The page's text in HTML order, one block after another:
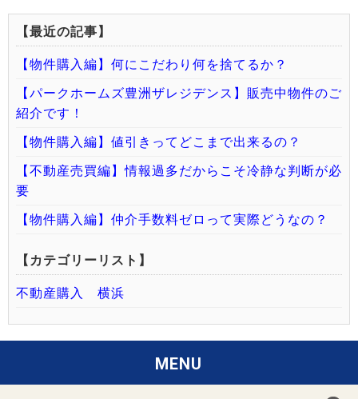
【最近の記事】
【物件購入編】何にこだわり何を捨てるか？
【パークホームズ豊洲ザレジデンス】販売中物件のご
紹介です！
【物件購入編】値引きってどこまで出来るの？
【不動産売買編】情報過多だからこそ冷静な判断が必
要
【物件購入編】仲介手数料ゼロって実際どうなの？
【カテゴリーリスト】
不動産購入 横浜
MENU